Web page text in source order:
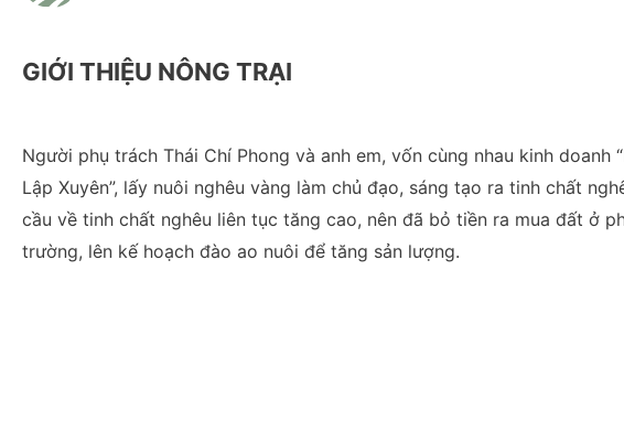
GIỚI THIỆU NÔNG TRẠI
Người phụ trách Thái Chí Phong và anh em, vốn cùng nhau kinh doanh
Lập Xuyên”, lấy nuôi nghêu vàng làm chủ đạo, sáng tạo ra tinh chất
cầu về tinh chất nghêu liên tục tăng cao, nên đã bỏ tiền ra mua đất ở
trường, lên kế hoạch đào ao nuôi để tăng sản lượng.